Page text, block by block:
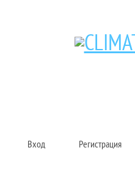
Кондиционеры и сплит-системы,
Вход Регистрация